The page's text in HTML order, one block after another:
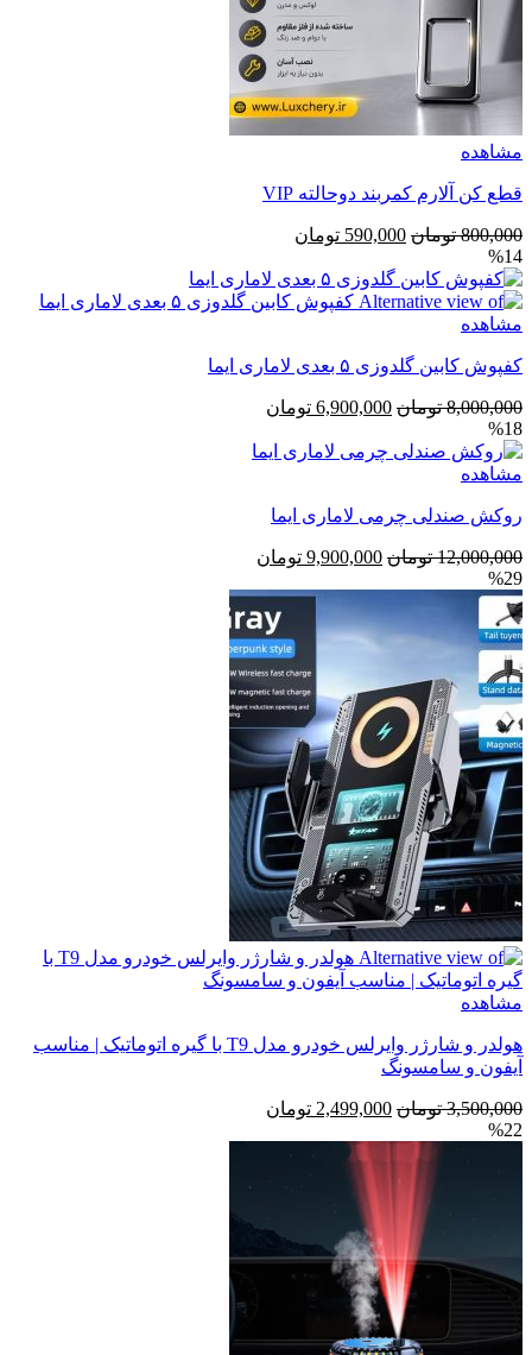
مشاهده
قطع کن آلارم کمربند دوحالته VIP
800,000 تومان قیمت
800,000 تومان
بود.
590,000 تومان
590,000 تومان
است.
%14
مشاهده
کفپوش کابین گلدوزی ۵ بعدی لاماری ایما
8,000,000 تومان قیمت
8,000,000 تومان
6,900,000 تومان
%18
مشاهده
روکش صندلی چرمی لاماری ایما
12,000,000 تومان قیمت
12,000,000 تومان
بود.
9,900,000 تومان
است.
%29
مشاهده
هولدر و شارژر وایرلس خودرو مدل T9 با گیره اتوماتیک | مناسب
آیفون و سامسونگ
3,500,000 تومان قیمت
بود.
2,499,000 تومان
%22